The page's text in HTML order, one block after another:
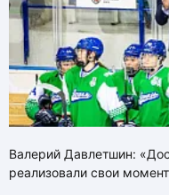
Валерий Давлетшин:
реализовали свои